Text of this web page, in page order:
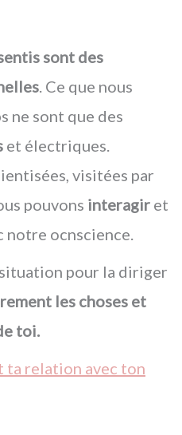
sont des
. Ce que nous
ne sont que des
et électriques.
visitées par
pouvons interagir et
ocnscience.
pour la diriger
les choses et
toi.
ta relation avec ton